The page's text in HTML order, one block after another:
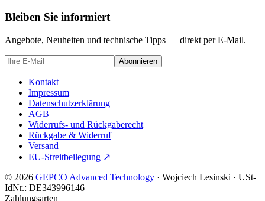
Bleiben Sie informiert
Angebote, Neuheiten und technische Tipps — direkt per E-Mail.
Abonnieren
Kontakt
Impressum
Datenschutzerklärung
AGB
Widerrufs- und Rückgaberecht
Rückgabe & Widerruf
Versand
EU-Streitbeilegung ↗
© 2026 GEPCO Advanced Technology · Wojciech Lesinski · USt-
IdNr.: DE343996146
Zahlungsarten